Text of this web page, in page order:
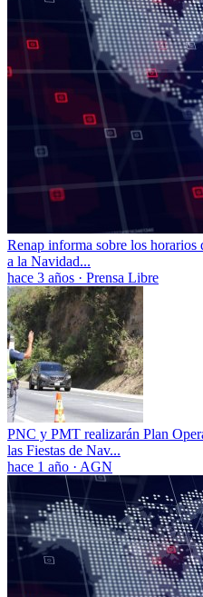
Renap informa sobre los horarios
a la Navidad...
hace 3 años · Prensa Libre
PNC y PMT realizarán Plan
las Fiestas de Nav...
hace 1 año · AGN